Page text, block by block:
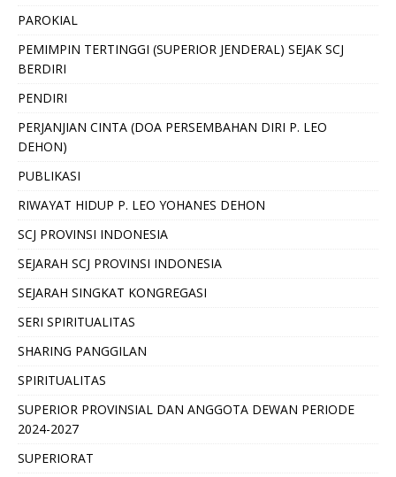
PAROKIAL
PEMIMPIN TERTINGGI (SUPERIOR JENDERAL) SEJAK SCJ
BERDIRI
PENDIRI
PERJANJIAN CINTA (DOA PERSEMBAHAN DIRI P. LEO
DEHON)
PUBLIKASI
RIWAYAT HIDUP P. LEO YOHANES DEHON
SCJ PROVINSI INDONESIA
SEJARAH SCJ PROVINSI INDONESIA
SEJARAH SINGKAT KONGREGASI
SERI SPIRITUALITAS
SHARING PANGGILAN
SPIRITUALITAS
SUPERIOR PROVINSIAL DAN ANGGOTA DEWAN PERIODE
2024-2027
SUPERIORAT